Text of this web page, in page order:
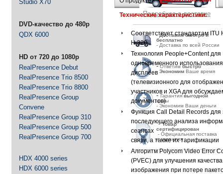
Studio X70
DVD-качество до 480p
QDX 6000
HD от 720 до 1080p
RealPresence Debut
RealPresence Trio 8500
RealPresence Trio 8800
RealPresence Group
Convene
RealPresence Group 310
RealPresence Group 500
RealPresence Group 700
HDX 4000 series
HDX 6000 series
Подробнее о доставке
-Доставим быстро и
бесплатно
- Доставка по всей России
-Ответимбыстро
- Экономим Ваше время
-Гарантиявыгодной
цены
- Экономим Ваши деньги
-Товар
сертифицирован
- Официальная поставка
и гарантия
Технические характеристики:
Соответствует стандартам ITU
H.320
Технология People+Content для
одновременного
дисплеев
(телевизионного для
участников и XGA для
документов)
Функция Call Detail Records для
последующего анализа
сеансах
связи, а также их тарификации
Алгоритм Polycom Video Error
(PVEC) для улучшения качества
изображения при потере